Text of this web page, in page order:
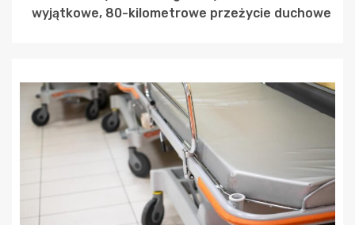
wyjątkowe, 80-kilometrowe przeżycie duchowe